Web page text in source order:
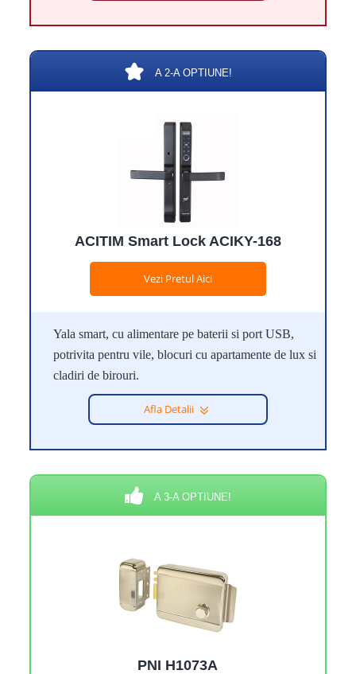
A 2-A OPTIUNE!
ACITIM Smart Lock ACIKY-168
Vezi Pretul Aici
Yala smart, cu alimentare pe baterii si port USB,
potrivita pentru vile, blocuri cu apartamente de lux si
cladiri de birouri.
Afla Detalii
A 3-A OPTIUNE!
PNI H1073A